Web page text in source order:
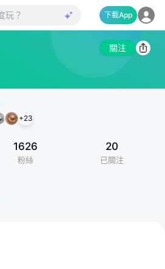
下載App
關注
+23
1626
粉絲
20
已關注